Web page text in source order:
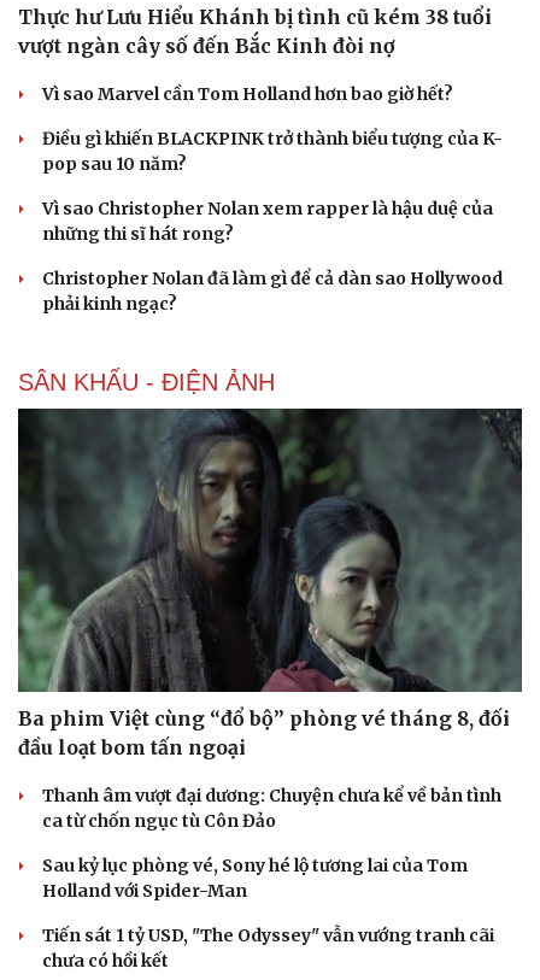
Săn Tour
check-in
Đọc truyện đêm khuya
Cửa sổ tình yêu
Kể chuyện cho bé
Hạt giống tâm hồn
Thực hư Lưu Hiểu Khánh bị tình cũ kém 38 tuổi
vượt ngàn cây số đến Bắc Kinh đòi nợ
Vì sao Marvel cần Tom Holland hơn bao giờ hết?
Điều gì khiến BLACKPINK trở thành biểu tượng của K-
pop sau 10 năm?
Vì sao Christopher Nolan xem rapper là hậu duệ của
những thi sĩ hát rong?
Christopher Nolan đã làm gì để cả dàn sao Hollywood
phải kinh ngạc?
SÂN KHẤU - ĐIỆN ẢNH
Ba phim Việt cùng “đổ bộ” phòng vé tháng 8, đối
đầu loạt bom tấn ngoại
Thanh âm vượt đại dương: Chuyện chưa kể về bản tình
ca từ chốn ngục tù Côn Đảo
Sau kỷ lục phòng vé, Sony hé lộ tương lai của Tom
Holland với Spider-Man
Tiến sát 1 tỷ USD, "The Odyssey" vẫn vướng tranh cãi
chưa có hồi kết